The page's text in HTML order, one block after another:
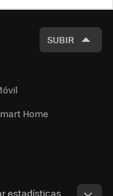
SUBIR
Home
estadísticas